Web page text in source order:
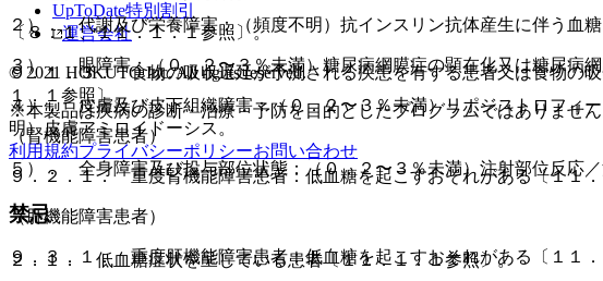
〔８．１、１１．１．１参照〕。
９．１．３． 食物の吸収遅延が予測される疾患を有する患者又は食物の
１．１参照〕。
（腎機能障害患者）
９．２．１． 重度腎機能障害患者：低血糖を起こすおそれがある〔１１．
（肝機能障害患者）
９．３．１． 重度肝機能障害患者：低血糖を起こすおそれがある〔１１．
２）． 代謝及び栄養障害：（頻度不明）抗インスリン抗体産生に伴う血糖
３）． 眼障害：（０．２〜３％未満）糖尿病網膜症の顕在化又は糖尿病網
４）． 皮膚及び皮下組織障害：（０．２〜３％未満）リポジストロフィ
明）皮膚アミロイドーシス。
５）． 全身障害及び投与部位状態：（０．２〜３％未満）注射部位反応／
禁忌
２．１． 低血糖症状を呈している患者〔１１．１．１参照〕。
UpToDate特別割引
運営会社
© 2021 HOKUTO Inc. All rights reserved.
※本製品は疾病の診断・治療・予防を目的としたプログラムではありません
利用規約プライバシーポリシーお問い合わせ